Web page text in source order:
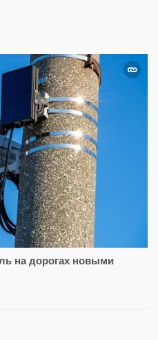
на дорогах новыми